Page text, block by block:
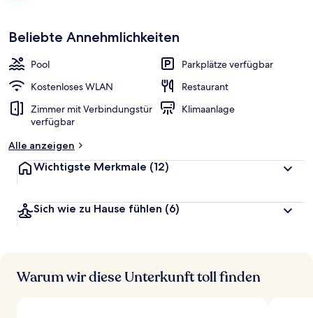
Beliebte Annehmlichkeiten
Pool
Parkplätze verfügbar
Kostenloses WLAN
Restaurant
Zimmer mit Verbindungstür
verfügbar
Klimaanlage
Alle anzeigen
Wichtigste Merkmale (12)
Sich wie zu Hause fühlen (6)
Warum wir diese Unterkunft toll finden